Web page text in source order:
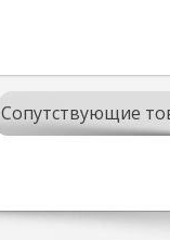
Сопутствующие